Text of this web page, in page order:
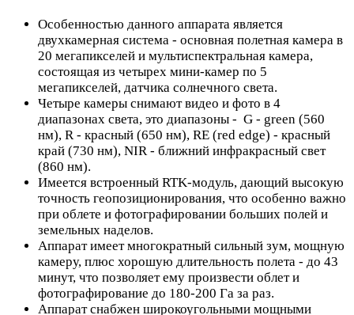
Особенностью данного аппарата является
двухкамерная система - основная полетная камера в
20 мегапикселей и мультиспектральная камера,
состоящая из четырех мини-камер по 5
мегапикселей, датчика солнечного света.
Четыре камеры снимают видео и фото в 4
диапазонах света, это диапазоны - G - green (560
нм), R - красный (650 нм), RE (red edge) - красный
край (730 нм), NIR - ближний инфракрасный свет
(860 нм).
Имеется встроенный RTK-модуль, дающий высокую
точность геопозиционирования, что особенно важно
при облете и фотографировании больших полей и
земельных наделов.
Аппарат имеет многократный сильный зум, мощную
камеру, плюс хорошую длительность полета - до 43
минут, что позволяет ему произвести облет и
фотографирование до 180-200 Га за раз.
Аппарат снабжен широкоугольными мощными